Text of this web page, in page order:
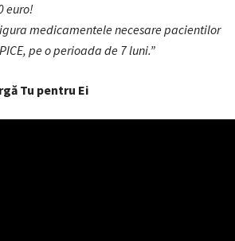
euro!
medicamentele necesare pacientilor
pe o perioada de 7 luni.”
Tu pentru Ei